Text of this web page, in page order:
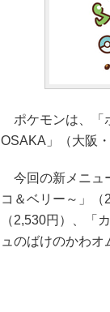
ポケモンは、「
OSAKA」（大阪
今回の新メニュ
コ＆ベリー～」（
（2,530円）、「
ュのばけのかわオ